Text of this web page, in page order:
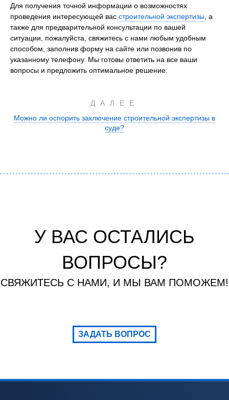
Для получения точной информации о возможностях
проведения интересующей вас строительной экспертизы, а
также для предварительной консультации по вашей
ситуации, пожалуйста, свяжитесь с нами любым удобным
способом, заполнив форму на сайте или позвонив по
указанному телефону. Мы готовы ответить на все ваши
вопросы и предложить оптимальное решение.
ДАЛЕЕ
Можно ли оспорить заключение строительной экспертизы в
суде?
У ВАС ОСТАЛИСЬ
ВОПРОСЫ?
СВЯЖИТЕСЬ С НАМИ, И МЫ ВАМ ПОМОЖЕМ!
ЗАДАТЬ ВОПРОС